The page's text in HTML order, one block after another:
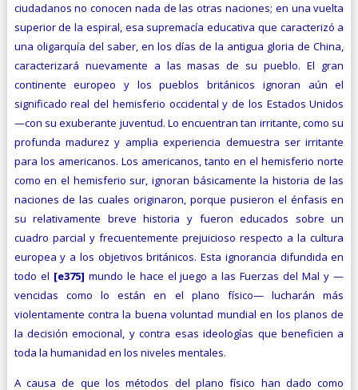
ciudadanos no conocen nada de las otras naciones; en una vuelta
superior de la espiral, esa supremacía educativa que caracterizó a
una oligarquía del saber, en los días de la antigua gloria de China,
caracterizará nuevamente a las masas de su pueblo. El gran
continente europeo y los pueblos británicos ignoran aún el
significado real del hemisferio occidental y de los Estados Unidos
—con su exuberante juventud. Lo encuentran tan irritante, como su
profunda madurez y amplia experiencia demuestra ser irritante
para los americanos. Los americanos, tanto en el hemisferio norte
como en el hemisferio sur, ignoran básicamente la historia de las
naciones de las cuales originaron, porque pusieron el énfasis en
su relativamente breve historia y fueron educados sobre un
cuadro parcial y frecuentemente prejuicioso respecto a la cultura
europea y a los objetivos británicos. Esta ignorancia difundida en
todo el [e375] mundo le hace el juego a las Fuerzas del Mal y —
vencidas como lo están en el plano físico— lucharán más
violentamente contra la buena voluntad mundial en los planos de
la decisión emocional, y contra esas ideologías que beneficien a
toda la humanidad en los niveles mentales.
A causa de que los métodos del plano físico han dado como